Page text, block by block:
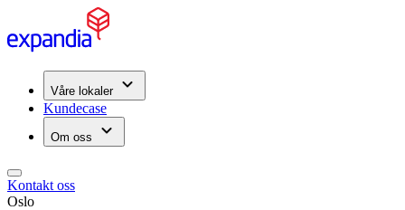
Våre lokaler
Kundecase
Om oss
Kontakt oss
Oslo